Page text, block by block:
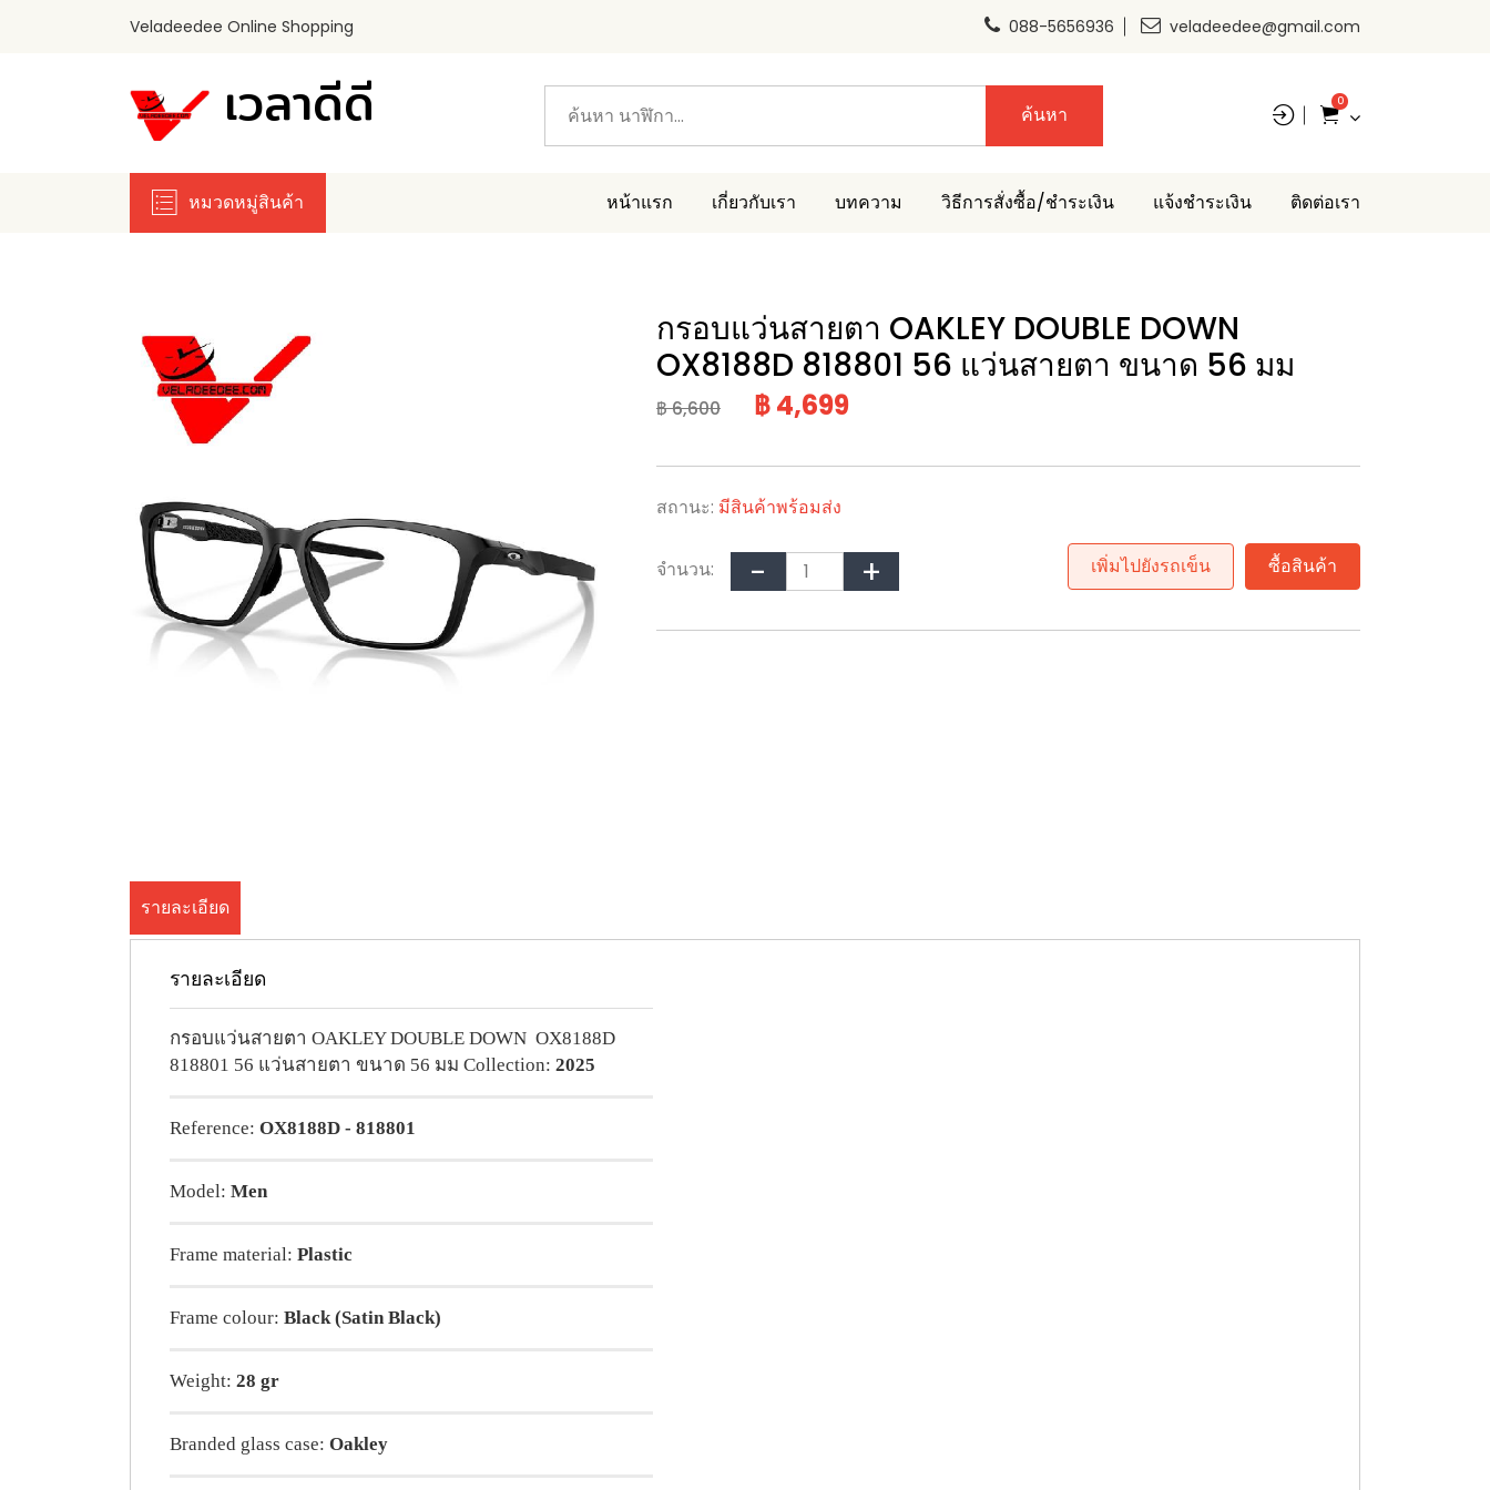
Veladeedee Online Shopping 088-5656936 veladeedee@gmail.com
เวลาดีดี ค้นหา
0
หมวดหมู่สินค้า หน้าแรก เกี่ยวกับเรา บทความ วิธีการสั่งซื้อ/ชำระเงิน แจ้งชำระเงิน ติดต่อเรา
กรอบแว่นสายตา OAKLEY DOUBLE DOWN
OX8188D 818801 56 แว่นสายตา ขนาด 56 มม
฿ 6,600 ฿ 4,699
สถานะ: มีสินค้าพร้อมส่ง
จำนวน: ซื้อสินค้า
เพิ่มไปยังรถเข็น
รายละเอียด
รายละเอียด
กรอบแว่นสายตา OAKLEY DOUBLE DOWN OX8188D
818801 56 แว่นสายตา ขนาด 56 มม Collection: 2025
Reference: OX8188D - 818801
Model: Men
Frame material: Plastic
Frame colour: Black (Satin Black)
Weight: 28 gr
Branded glass case: Oakley